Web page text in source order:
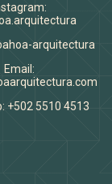
arquitectura
Email:
+502 5510 4513